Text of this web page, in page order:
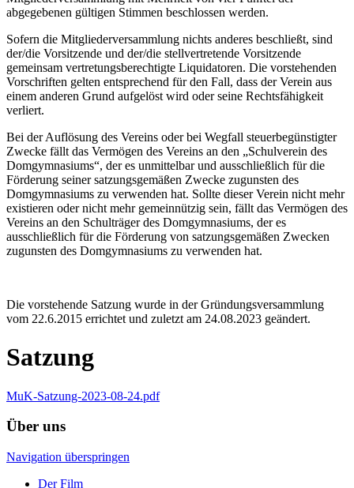
abgegebenen gültigen Stimmen beschlossen werden.
Sofern die Mitgliederversammlung nichts anderes beschließt, sind
der/die Vorsitzende und der/die stellvertretende Vorsitzende
gemeinsam vertretungsberechtigte Liquidatoren. Die vorstehenden
Vorschriften gelten entsprechend für den Fall, dass der Verein aus
einem anderen Grund aufgelöst wird oder seine Rechtsfähigkeit
verliert.
Bei der Auflösung des Vereins oder bei Wegfall steuerbegünstigter
Zwecke fällt das Vermögen des Vereins an den „Schulverein des
Domgymnasiums“, der es unmittelbar und ausschließlich für die
Förderung seiner satzungsgemäßen Zwecke zugunsten des
Domgymnasiums zu verwenden hat. Sollte dieser Verein nicht mehr
existieren oder nicht mehr gemeinnützig sein, fällt das Vermögen des
Vereins an den Schulträger des Domgymnasiums, der es
ausschließlich für die Förderung von satzungsgemäßen Zwecken
zugunsten des Domgymnasiums zu verwenden hat.
Die vorstehende Satzung wurde in der Gründungsversammlung
vom 22.6.2015 errichtet und zuletzt am 24.08.2023 geändert.
Satzung
MuK-Satzung-2023-08-24.pdf
Über uns
Navigation überspringen
Der Film